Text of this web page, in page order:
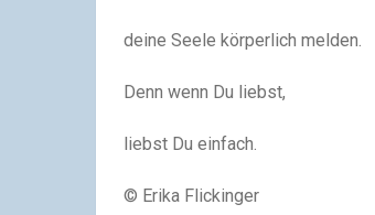
deine Seele körperlich melden.
Denn wenn Du liebst,
liebst Du einfach.
© Erika Flickinger